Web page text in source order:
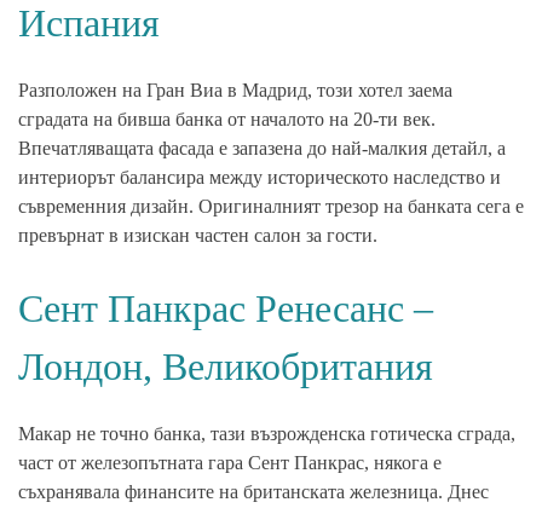
Испания
Разположен на Гран Виа в Мадрид, този хотел заема
сградата на бивша банка от началото на 20-ти век.
Впечатляващата фасада е запазена до най-малкия детайл, а
интериорът балансира между историческото наследство и
съвременния дизайн. Оригиналният трезор на банката сега е
превърнат в изискан частен салон за гости.
Сент Панкрас Ренесанс –
Лондон, Великобритания
Макар не точно банка, тази възрожденска готическа сграда,
част от железопътната гара Сент Панкрас, някога е
съхранявала финансите на британската железница. Днес